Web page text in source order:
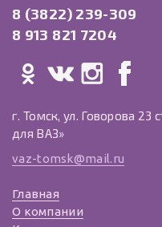
8 (3822) 239-309
8 913 821 7204
г. Томск, ул. Говорова 23
для ВАЗ»
vaz-tomsk@mail.ru
Главная
О компании